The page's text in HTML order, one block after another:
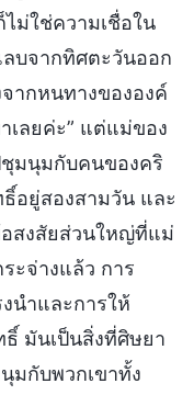
ม่ใช่ความเชื่อใน
บจากทิศตะวันออก
ากหนทางขององค์
เลยค่ะ” แต่แม่ของ
มนุมกับคนของคริ
อยู่สองสามวัน และ
อสงสัยส่วนใหญ่ที่แม่
ะจ่างแล้ว การ
นำและการให้
มันเป็นสิ่งที่ศิษยา
มกับพวกเขาทั้ง